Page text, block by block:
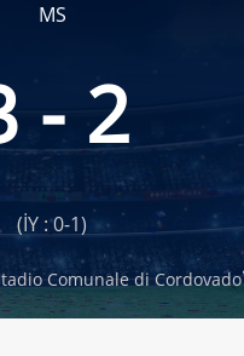
MS
- 2
(İY : 0-1)
Comunale di Cordovado